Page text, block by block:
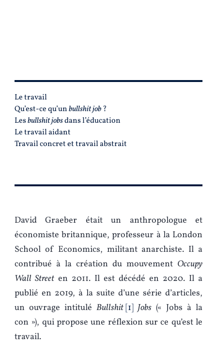
Le travail
Qu’est-ce qu’unbullshit job ?
Lesbullshit jobsdans l’éducation
Le travail aidant
Travail concret et travail abstrait
David Graeber était un anthropologue et
économiste britannique, professeur à la London
School of Economics, militant anarchiste. Il a
contribué à la création du mouvement Occupy
Wall Street en 2011. Il est décédé en 2020. Il a
publié en 2019, à la suite d’une série d’articles,
un ouvrage intituléBullshit 1 Jobs(« Jobs à la
con »), qui propose une réflexion sur ce qu’est le
travail.